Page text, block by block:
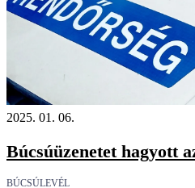
2025. 01. 06.
Búcsúüzenetet hagyott
BÚCSÚLEVÉL